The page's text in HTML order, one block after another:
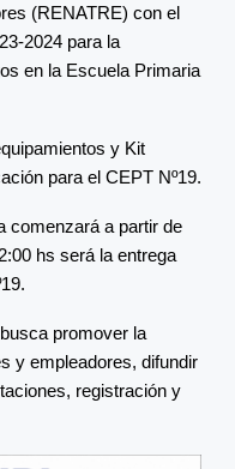
(RENATRE) con el
2024 para la
en la Escuela Primaria
y Kit
para el CEPT Nº19.
comenzará a partir de
hs será la entrega
promover la
y empleadores, difundir
registración y